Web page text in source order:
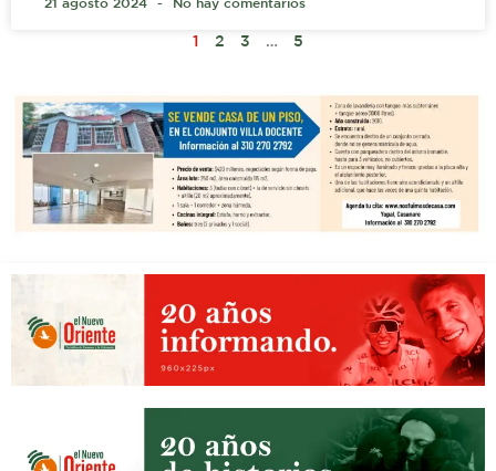
21 agosto 2024 No hay comentarios
1 2 3 … 5